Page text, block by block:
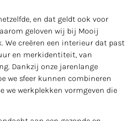
en dat geldt ook voor
geloven wij bij Mooij
We creëren een interieur dat past
en merkidentiteit, van
Dankzij onze jarenlange
we sfeer kunnen combineren
we werkplekken vormgeven die